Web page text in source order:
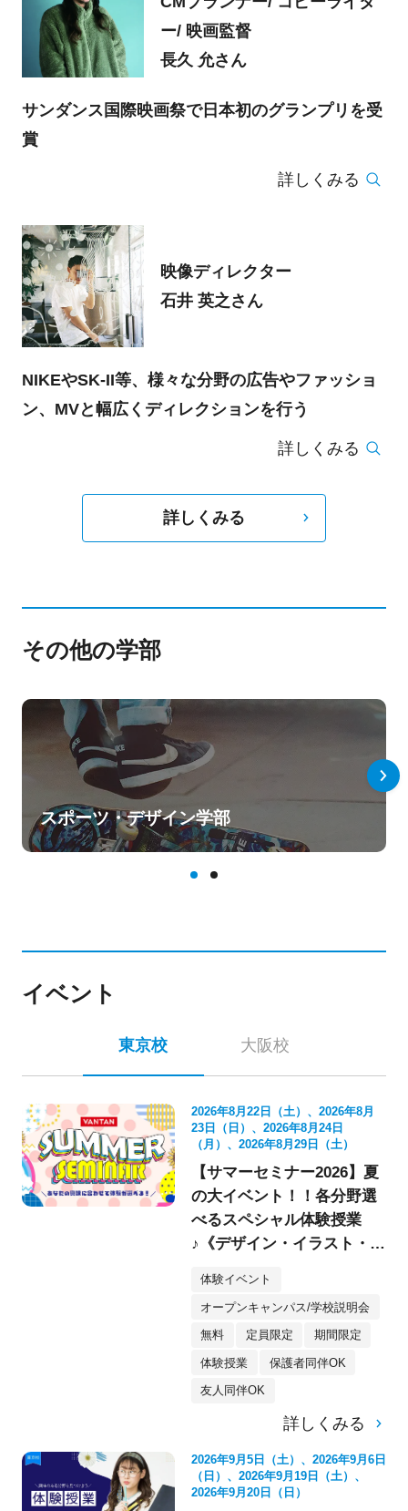
ー/ 映画監督
長久 允さん
サンダンス国際映画祭で日本初のグランプリを受
賞
詳しくみる
映像ディレクター
石井 英之さん
NIKEやSK-II等、様々な分野の広告やファッショ
ン、MVと幅広くディレクションを行う
詳しくみる
詳しくみる
その他の学部
スポーツ・デザイン学部
イベント
東京校 大阪校
2026年8月22日（土）、2026年8月
23日（日）、2026年8月24日
（月）、2026年8月29日（土）
【サマーセミナー2026】夏
の大イベント！！各分野選
べるスペシャル体験授業
♪《デザイン・イラスト・映
体験イベント
オープンキャンパス/学校説明会
無料 定員限定 期間限定
体験授業 保護者同伴OK
友人同伴OK
詳しくみる
2026年9月5日（土）、2026年9月6日
（日）、2026年9月19日（土）、
2026年9月20日（日）